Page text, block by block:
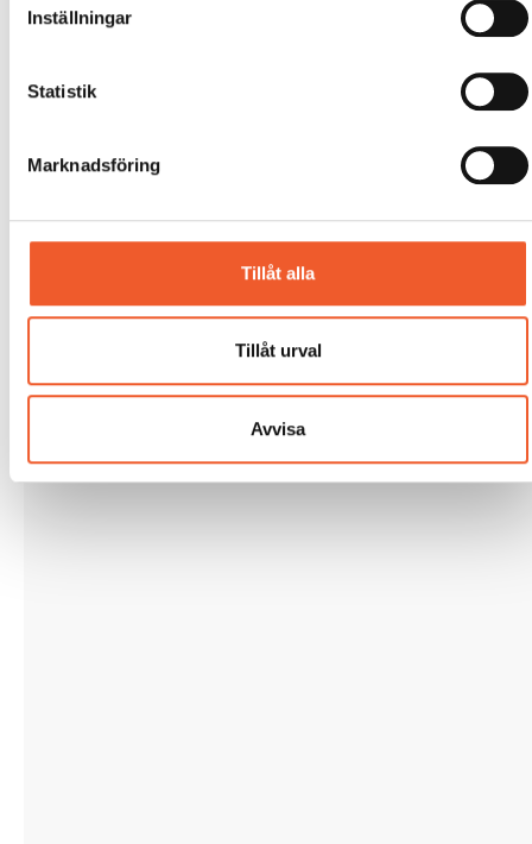
Inställningar
Statistik
Marknadsföring
Tillåt alla
Tillåt urval
Avvisa